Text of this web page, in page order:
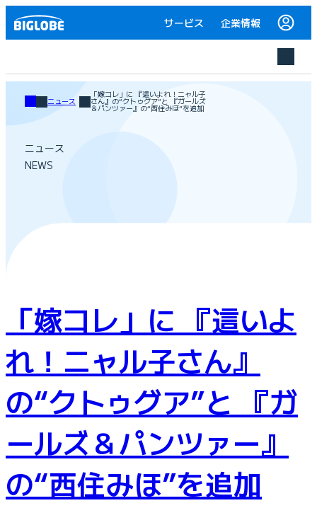
サービス 企業情報
ニュース
「嫁コレ」に 『這いよれ！ニャル子
さん』の“クトゥグア”と 『ガールズ
＆パンツァー』の“西住みほ”を追加
ニュース
NEWS
「嫁コレ」に 『這いよ
れ！ニャル子さん』
の“クトゥグア”と 『ガ
ールズ＆パンツァー』
の“西住みほ”を追加